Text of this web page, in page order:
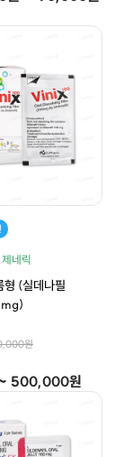
네릭
(실데나필
원
500,000원